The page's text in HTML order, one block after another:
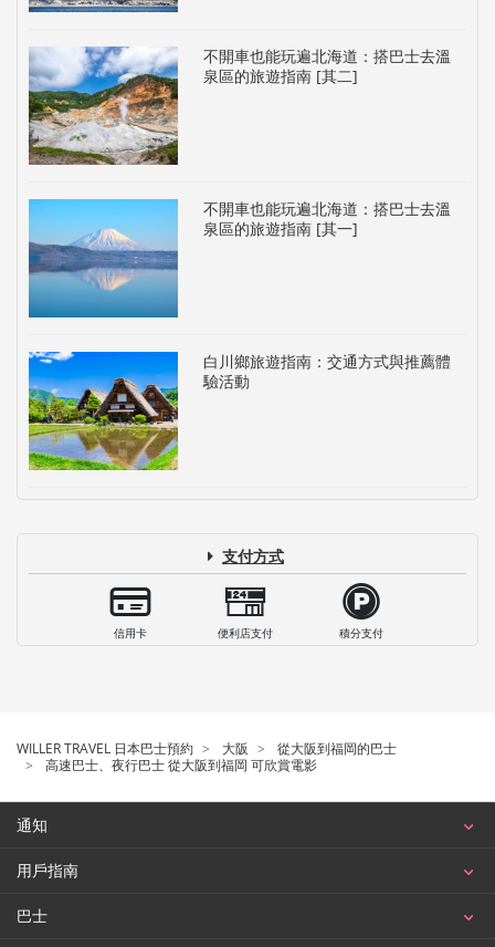
不開車也能玩遍北海道：搭巴士去溫
泉區的旅遊指南 [其二]
不開車也能玩遍北海道：搭巴士去溫
泉區的旅遊指南 [其一]
白川鄉旅遊指南：交通方式與推薦體
驗活動
支付方式
信用卡 便利店支付 積分支付
WILLER TRAVEL 日本巴士預約 大阪
從大阪到福岡的巴士
高速巴士、夜行巴士 從大阪到福岡 可欣賞電影
通知
用戶指南
巴士